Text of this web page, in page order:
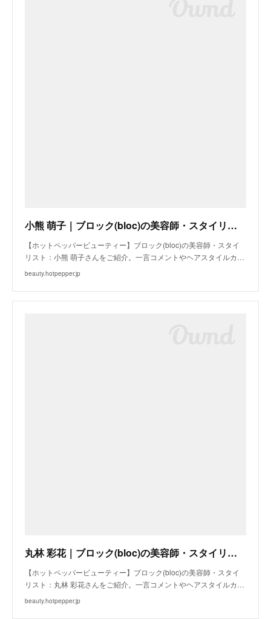
小熊 萌子｜ブロック(bloc)の美容師・スタイリスト｜ホットペッパービューティー
【ホットペッパービューティー】ブロック(bloc)の美容師・スタイ
リスト：小熊 萌子さんをご紹介。一言コメントやヘアスタイルカ…
beauty.hotpepper.jp
丸林 彩花｜ブロック(bloc)の美容師・スタイリスト｜ホットペッパービューティー
【ホットペッパービューティー】ブロック(bloc)の美容師・スタイ
リスト：丸林 彩花さんをご紹介。一言コメントやヘアスタイルカ…
beauty.hotpepper.jp